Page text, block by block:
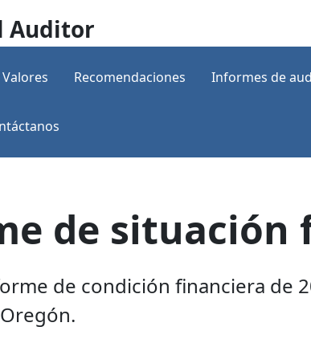
Auditor
Recomendaciones Informes de
de situación
de condición financiera de